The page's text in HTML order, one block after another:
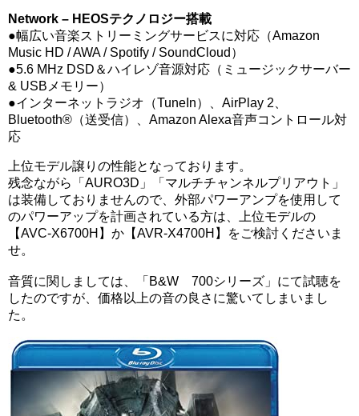
Network – HEOSテクノロジー搭載
●幅広い音楽ストリーミングサービスに対応（Amazon
Music HD / AWA / Spotify / SoundCloud）
●5.6 MHz DSD＆ハイレゾ音源対応（ミュージックサーバー
& USBメモリー）
●インターネットラジオ（TuneIn）、AirPlay 2、
Bluetooth®（送受信）、Amazon Alexa音声コントロール対
応
上位モデル譲りの性能となっております。
残念ながら「AURO3D」「マルチチャンネルプリアウト」
は装備しておりませんので、外部パワーアンプを使用して
のパワーアップを計画されている方は、上位モデルの
【AVC-X6700H】か【AVR-X4700H】をご検討くださいま
せ。
音質に関しましては、「B&W 700シリーズ」にて試聴を
したのですが、価格以上の音の良さに驚いてしまいまし
た。